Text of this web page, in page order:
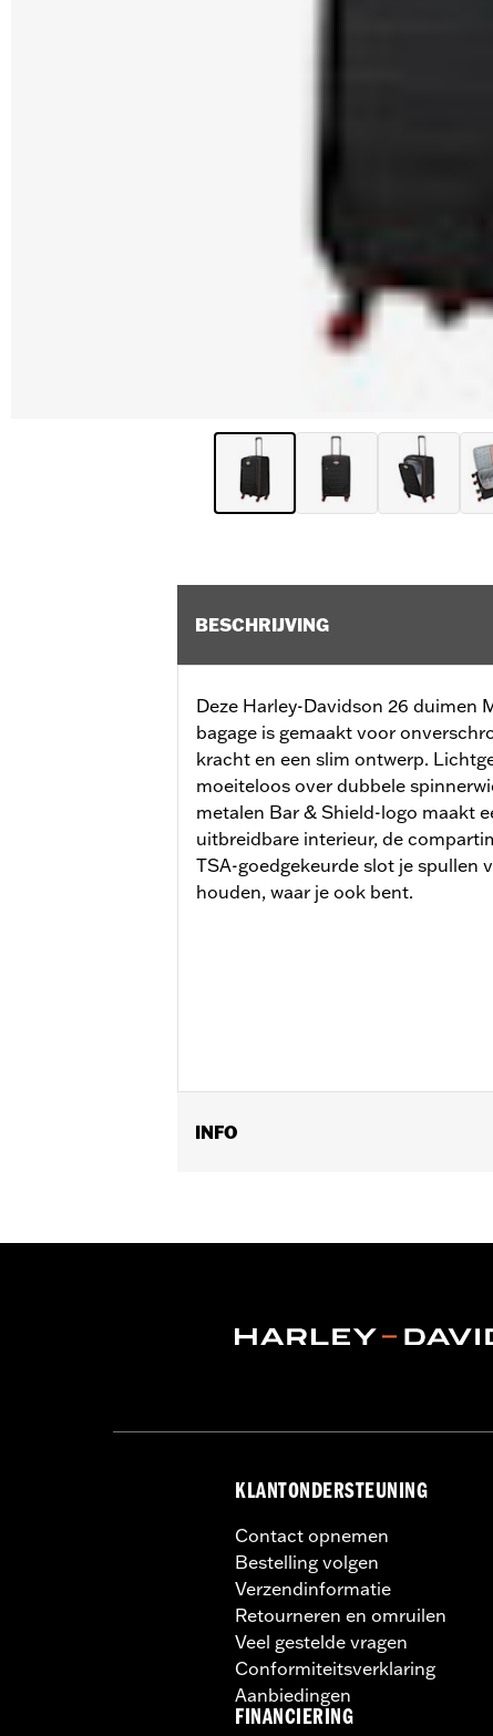
BESCHRIJVING
Deze Harley-Davidson 26 duimen
bagage is gemaakt voor
kracht en een slim ontwerp.
moeiteloos over dubbele
metalen Bar & Shield-logo maakt
uitbreidbare interieur, de
TSA-goedgekeurde slot je spullen
houden, waar je ook bent.
INFO
Dimension Description:28 duimen
KLANTONDERSTEUNING
Contact opnemen
Bestelling volgen
Verzendinformatie
Retourneren en omruilen
Veel gestelde vragen
Conformiteitsverklaring
Aanbiedingen
FINANCIERING